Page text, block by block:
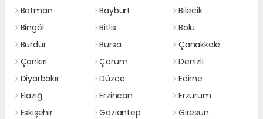
Batman
Bayburt
Bilecik
Bingöl
Bitlis
Bolu
Burdur
Bursa
Çanakkale
Çankırı
Çorum
Denizli
Diyarbakır
Düzce
Edirne
Elazığ
Erzincan
Erzurum
Eskişehir
Gaziantep
Giresun